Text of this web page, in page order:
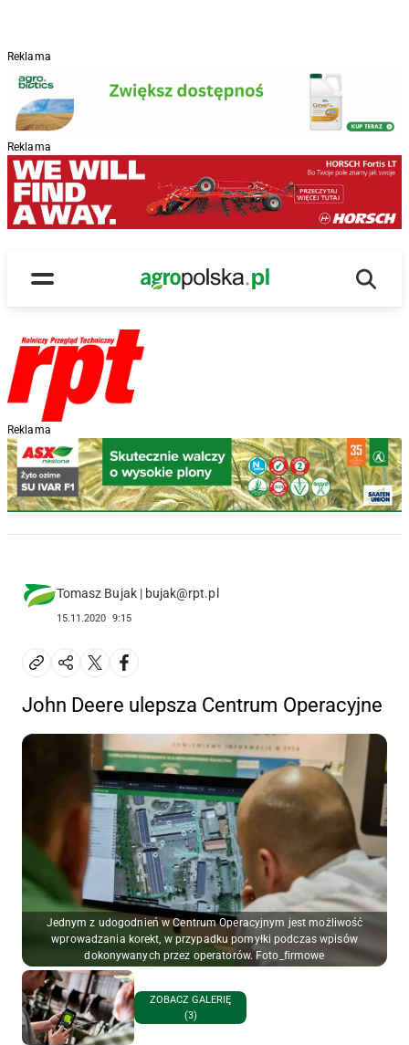
Reklama
Reklama
Menu
Main Logo
Reklama
Tomasz Bujak | bujak@rpt.pl
15.11.2020 9:15
John Deere ulepsza Centrum Operacyjne
Jednym z udogodnień w Centrum Operacyjnym jest możliwość
wprowadzania korekt, w przypadku pomyłki podczas wpisów
dokonywanych przez operatorów. Foto_firmowe
ZOBACZ GALERIĘ
(3)